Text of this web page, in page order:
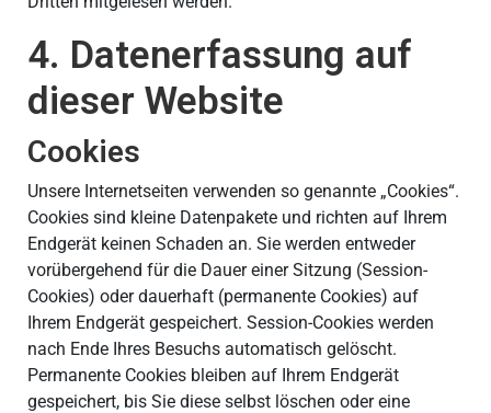
4. Datenerfassung auf
dieser Website
Cookies
Unsere Internetseiten verwenden so genannte „Cookies“.
Cookies sind kleine Datenpakete und richten auf Ihrem
Endgerät keinen Schaden an. Sie werden entweder
vorübergehend für die Dauer einer Sitzung (Session-
Cookies) oder dauerhaft (permanente Cookies) auf
Ihrem Endgerät gespeichert. Session-Cookies werden
nach Ende Ihres Besuchs automatisch gelöscht.
Permanente Cookies bleiben auf Ihrem Endgerät
gespeichert, bis Sie diese selbst löschen oder eine